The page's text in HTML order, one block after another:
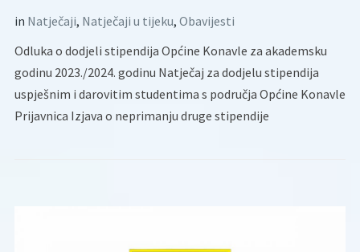
in Natječaji, Natječaji u tijeku, Obavijesti
Odluka o dodjeli stipendija Općine Konavle za akademsku
godinu 2023./2024. godinu Natječaj za dodjelu stipendija
uspješnim i darovitim studentima s područja Općine Konavle
Prijavnica Izjava o neprimanju druge stipendije